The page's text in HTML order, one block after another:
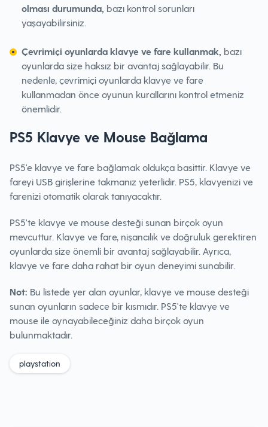
olması durumunda, bazı kontrol sorunları
yaşayabilirsiniz.
Çevrimiçi oyunlarda klavye ve fare kullanmak, bazı
oyunlarda size haksız bir avantaj sağlayabilir. Bu
nedenle, çevrimiçi oyunlarda klavye ve fare
kullanmadan önce oyunun kurallarını kontrol etmeniz
önemlidir.
PS5 Klavye ve Mouse Bağlama
PS5'e klavye ve fare bağlamak oldukça basittir. Klavye ve
fareyi USB girişlerine takmanız yeterlidir. PS5, klavyenizi ve
farenizi otomatik olarak tanıyacaktır.
PS5'te klavye ve mouse desteği sunan birçok oyun
mevcuttur. Klavye ve fare, nişancılık ve doğruluk gerektiren
oyunlarda size önemli bir avantaj sağlayabilir. Ayrıca,
klavye ve fare daha rahat bir oyun deneyimi sunabilir.
Not: Bu listede yer alan oyunlar, klavye ve mouse desteği
sunan oyunların sadece bir kısmıdır. PS5'te klavye ve
mouse ile oynayabileceğiniz daha birçok oyun
bulunmaktadır.
playstation